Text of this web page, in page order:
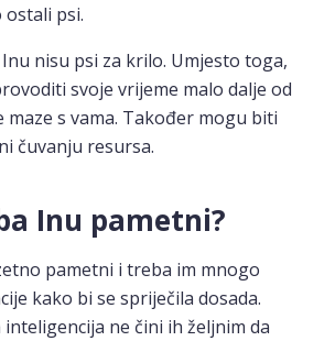
ostali psi.
nisu psi za krilo. Umjesto toga,
svoje vrijeme malo dalje od
maze s vama. Također mogu biti
čuvanju resursa.
Inu pametni?
pametni i treba im mnogo
kako bi se spriječila dosada.
ne čini ih željnim da